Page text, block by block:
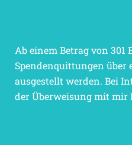
Ab einem Betrag von 301
Spendenquittungen über
ausgestellt werden. Bei
der Überweisung mit mir